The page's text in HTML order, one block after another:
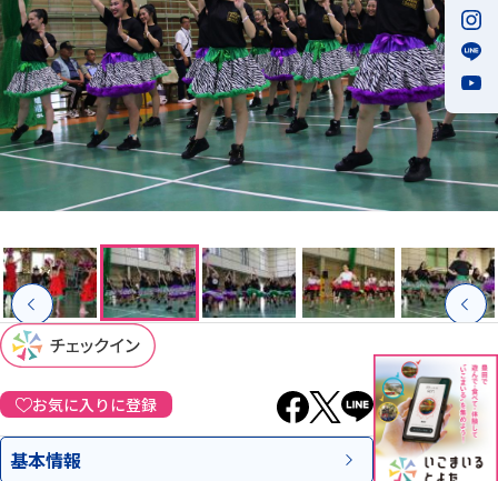
お気に入りに登録
基本情報